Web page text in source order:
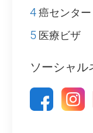
4癌センター
5 医療ビザ
ソーシャル